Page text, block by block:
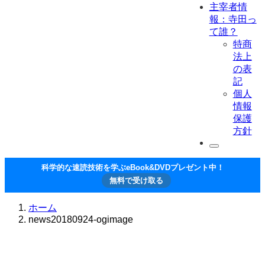
主宰者情
報：寺田っ
て誰？
特商
法上
の表
記
個人
情報
保護
方針
科学的な速読技術を学ぶeBook&DVDプレゼント中！
無料で受け取る
ホーム
news20180924-ogimage